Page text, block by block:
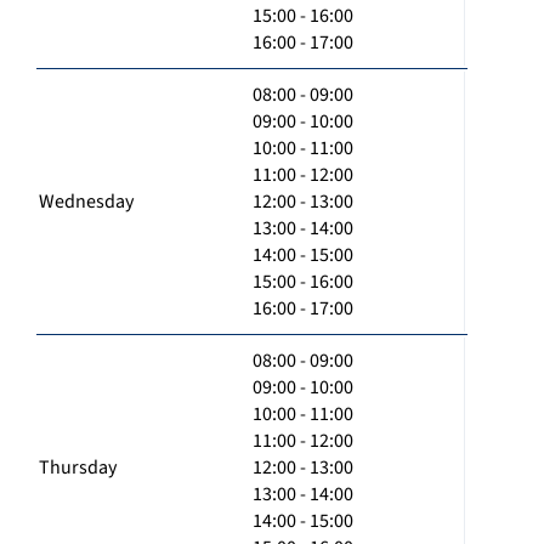
15:00 - 16:00
16:00 - 17:00
Wednesday
08:00 - 09:00
09:00 - 10:00
10:00 - 11:00
11:00 - 12:00
12:00 - 13:00
13:00 - 14:00
14:00 - 15:00
15:00 - 16:00
16:00 - 17:00
Thursday
08:00 - 09:00
09:00 - 10:00
10:00 - 11:00
11:00 - 12:00
12:00 - 13:00
13:00 - 14:00
14:00 - 15:00